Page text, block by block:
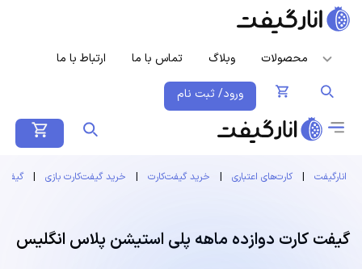
محصولات وبلاگ تماس با ما ارتباط با ما
ورود/ ثبت نام
انارگیفت | کارت‌های اعتباری | خرید گیفت‌کارت | خرید گیفت‌کارت بازی | گیفت
گیفت کارت دوازده ماهه پلی استیشن پلاس انگلیس